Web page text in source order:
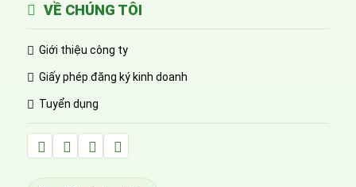
VỀ CHÚNG TÔI
Giới thiệu công ty
Giấy phép đăng ký kinh doanh
Tuyển dụng
Facebook Huỳnh Gia Alpha
LinkedIn Huỳnh Gia Alpha
YouTube Huỳnh Gia Alpha
Twitter Huỳnh Gia Alpha